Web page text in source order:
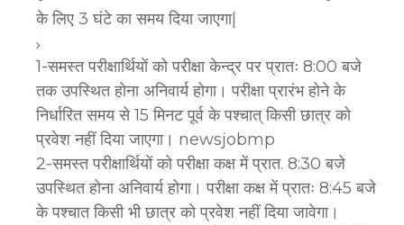
के लिए 3 घंटे का समय दिया जाएगा|
1-समस्त परीक्षार्थियों को परीक्षा केन्द्र पर प्रातः 8:00 बजे
तक उपस्थित होना अनिवार्य होगा। परीक्षा प्रारंभ होने के
निर्धारित समय से 15 मिनट पूर्व के पश्चात् किसी छात्र को
प्रवेश नहीं दिया जाएगा। newsjobmp
2-समस्त परीक्षार्थियों को परीक्षा कक्ष में प्रात. 8:30 बजे
उपस्थित होना अनिवार्य होगा। परीक्षा कक्ष में प्रातः 8:45 बजे
के पश्चात किसी भी छात्र को प्रवेश नहीं दिया जावेगा।